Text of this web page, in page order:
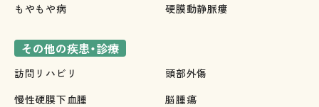
もやもや病
硬膜動静脈瘻
その他の疾患・診療
訪問リハビリ
頭部外傷
慢性硬膜下血腫
脳腫瘍